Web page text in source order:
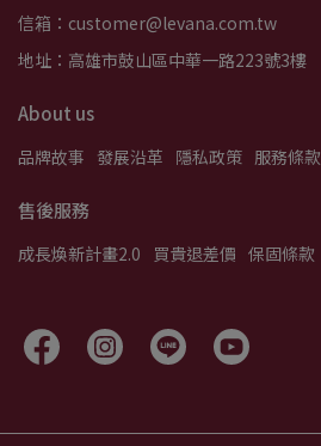
信箱：customer@levana.com.tw
地址：高雄市鼓山區中華一路223號3樓
About us
品牌故事 發展沿革 隱私政策 服務條款
售後服務
成長煥新計畫2.0 買貴退差價 保固條款